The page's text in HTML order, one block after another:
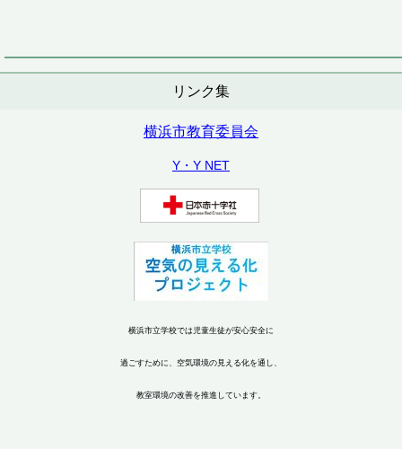
リンク集
横浜市教育委員会
Y・Y NET
横浜市立学校では児童生徒が安心安全に
過ごすために、空気環境の見える化を通し、
教室環境の改善を推進しています。